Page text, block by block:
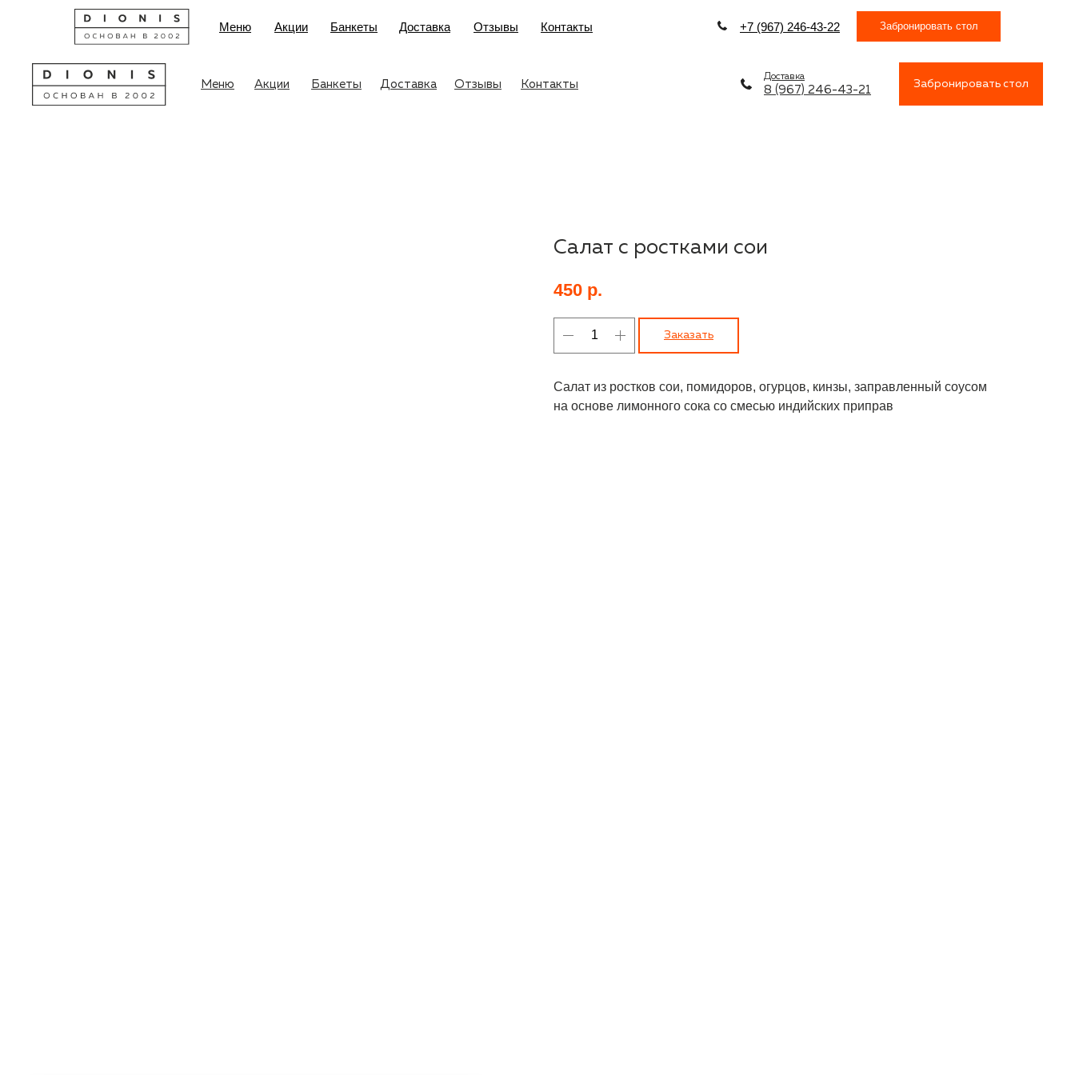
Меню Акции Банкеты Контакты
Доставка Отзывы +7 (967) 246-43-22 Забронировать стол
Меню Акции Банкеты Контакты
Доставка Отзывы 8 (967) 246-43-21
Забронировать стол
Доставка
Салат с ростками сои
450 р.
Заказать
Салат из ростков сои, помидоров, огурцов, кинзы, заправленный соусом
на основе лимонного сока со смесью индийских приправ